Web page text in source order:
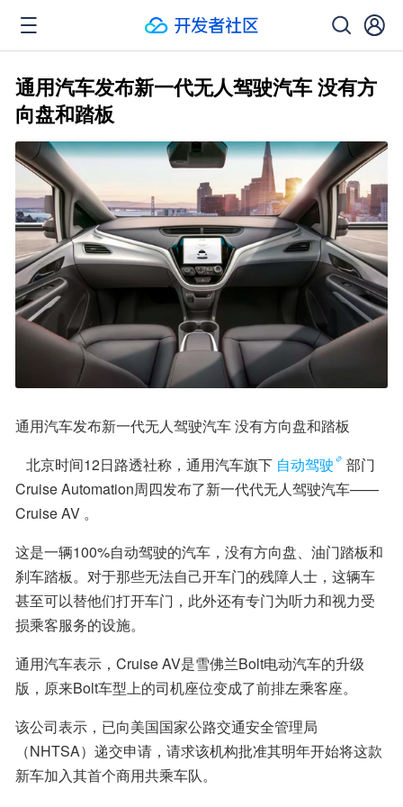
通用汽车发布新一代无人驾驶汽车 没有方
向盘和踏板
通用汽车发布新一代无人驾驶汽车 没有方向盘和踏板
   北京时间12日路透社称，通用汽车旗下
自动驾驶
部门
Cruise Automation周四发布了新一代代无人驾驶汽车——
Cruise AV 。
这是一辆100%自动驾驶的汽车，没有方向盘、油门踏板和
刹车踏板。对于那些无法自己开车门的残障人士，这辆车
甚至可以替他们打开车门，此外还有专门为听力和视力受
损乘客服务的设施。
通用汽车表示，Cruise AV是雪佛兰Bolt电动汽车的升级
版，原来Bolt车型上的司机座位变成了前排左乘客座。
该公司表示，已向美国国家公路交通安全管理局
（NHTSA）递交申请，请求该机构批准其明年开始将这款
新车加入其首个商用共乘车队。